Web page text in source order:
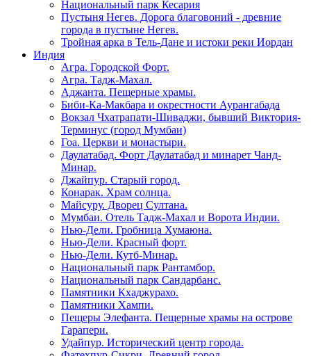
Национальный парк Кесария
Пустыня Негев. Дорога благовоний - древние
города в пустыне Негев.
Тройная арка в Тель-Дане и истоки реки Иордан
Индия
Агра. Городской Форт.
Агра. Тадж-Махал.
Аджанта. Пещерные храмы.
Биби-Ка-Макбара и окрестности Аурангабада
Вокзал Чхатрапати-Шиваджи, бывший Виктория-
Терминус (город Мумбаи)
Гоа. Церкви и монастыри.
Даулатабад. Форт Даулатабад и минарет Чанд-
Минар.
Джайпур. Старый город.
Конарак. Храм солнца.
Майсуру. Дворец Султана.
Мумбаи. Отель Тадж-Махал и Ворота Индии.
Нью-Дели. Гробница Хумаюна.
Нью-Дели. Красный форт.
Нью-Дели. Кутб-Минар.
Национальный парк Рантамбор.
Национальный парк Сандарбанс.
Памятники Кхаджурахо.
Памятники Хампи.
Пещеры Элефанта. Пещерные храмы на острове
Гарапери.
Удайпур. Исторический центр города.